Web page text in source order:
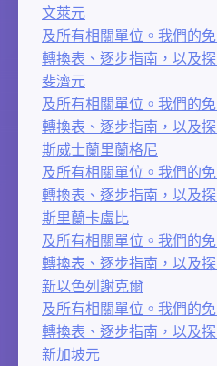
文萊元
及所有相關單位。我們的
轉換表、逐步指南，以及
斐濟元
及所有相關單位。我們的
轉換表、逐步指南，以及
斯威士蘭里蘭格尼
及所有相關單位。我們的
轉換表、逐步指南，以及
斯里蘭卡盧比
及所有相關單位。我們的
轉換表、逐步指南，以及
新以色列謝克爾
及所有相關單位。我們的
轉換表、逐步指南，以及
新加坡元